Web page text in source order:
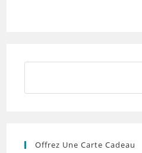
Offrez Une Carte Cadeau